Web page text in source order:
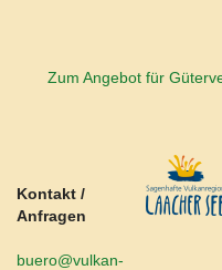
Zum Angebot für
Kontakt /
Anfragen
buero@vulkan-